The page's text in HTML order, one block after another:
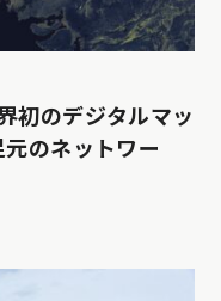
初のデジタルマッ
のネットワー